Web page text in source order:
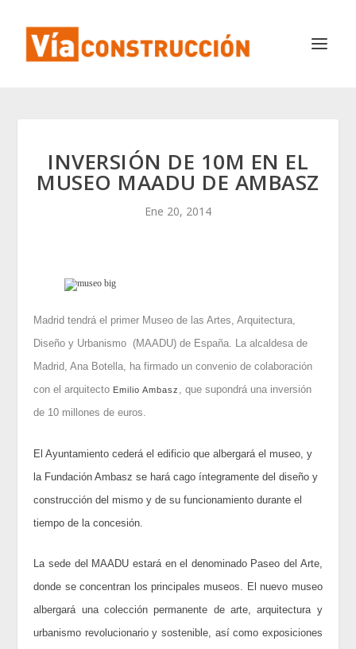
INVERSIÓN DE 10M EN EL
MUSEO MAADU DE AMBASZ
Ene 20, 2014
Madrid tendrá el primer Museo de las Artes, Arquitectura,
Diseño y Urbanismo (MAADU) de España. La alcaldesa de
Madrid, Ana Botella, ha firmado un convenio de colaboración
con el arquitecto Emilio Ambasz , que supondrá una inversión
de 10 millones de euros.
El Ayuntamiento cederá el edificio que albergará el museo, y
la Fundación Ambasz se hará cago íntegramente del diseño y
construcción del mismo y de su funcionamiento durante el
tiempo de la concesión.
La sede del MAADU estará en el denominado Paseo del Arte,
donde se concentran los principales museos. El nuevo museo
albergará una colección permanente de arte, arquitectura y
urbanismo revolucionario y sostenible, así como exposiciones